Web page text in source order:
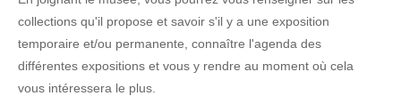
collections qu'il propose et savoir s'il y a une exposition
temporaire et/ou permanente, connaître l'agenda des
différentes expositions et vous y rendre au moment où cela
vous intéressera le plus.